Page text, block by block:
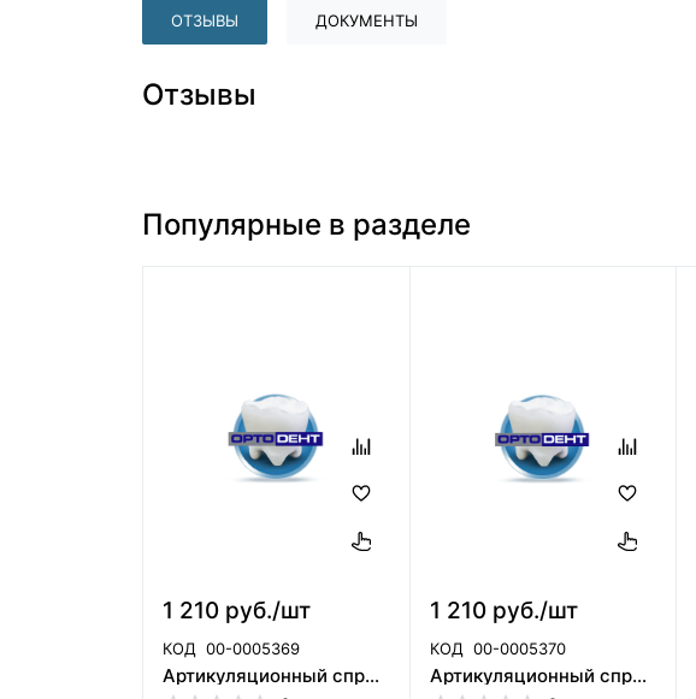
ОТЗЫВЫ ДОКУМЕНТЫ
Отзывы
Популярные в разделе
1 210 руб./шт
КОД 00-0005369
Артикуляционный спрей YETI цвет : Белый (75мл)
1 210 руб./шт
КОД 00-0005370
Артикуляционный спрей YETI цвет : Красный (75мл)